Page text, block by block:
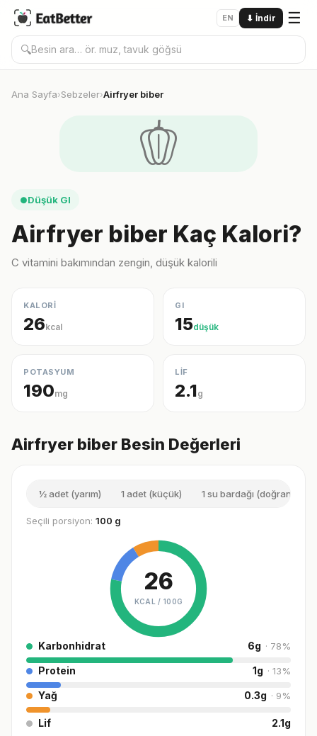
EN ⬇ İndir ☰
🔍
Ana Sayfa›Sebzeler›Airfryer biber
🫑
●Düşük GI
Airfryer biber Kaç Kalori?
C vitamini bakımından zengin, düşük kalorili
KALORİ
26kcal
GI
15düşük
POTASYUM
190mg
LİF
2.1g
Airfryer biber Besin Değerleri
½ adet (yarım) 1 adet (küçük) 1 su bardağı (doğranmış)
Seçili porsiyon: 100 g
26
KCAL / 100G
Karbonhidrat 6g · 78%
Protein 1g · 13%
Yağ 0.3g · 9%
Lif 2.1g